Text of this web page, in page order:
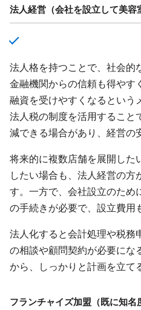
法人経営（会社を設立して美容
法人格を持つことで、社会的
金融機関からの信頼も得やす
融資を受けやすくなるという
法人税の制度を活用すること
減できる場合があり、経営の
将来的に複数店舗を展開した
したい場合も、法人経営の方
す。一方で、会社設立のため
の手続きが必要で、設立費用
法人化すると会計処理や税務
の相談や顧問契約が必要にな
から、しっかりと計画を立て
フランチャイズ加盟（既に知